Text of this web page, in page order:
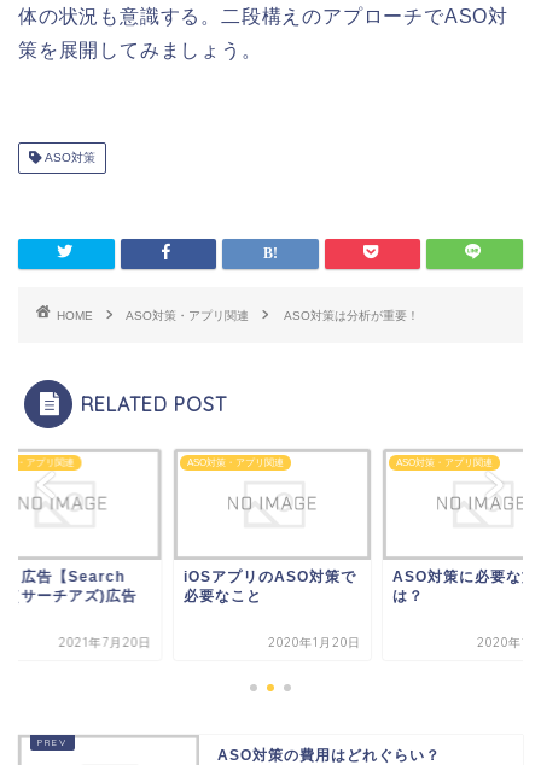
体の状況も意識する。二段構えのアプローチでASO対
策を展開してみましょう。
ASO対策
HOME ASO対策・アプリ関連 ASO対策は分析が重要！
RELATED POST
策・アプリ関連
リ広告【Search
サーチアズ)広告
2021年7月20日
ASO対策・アプリ関連
iOSアプリのASO対策で
必要なこと
2020年1月20日
ASO対策・アプリ関連
ASO対策に必要な施
は？
2020年1
ASO対策の費用はどれぐらい？